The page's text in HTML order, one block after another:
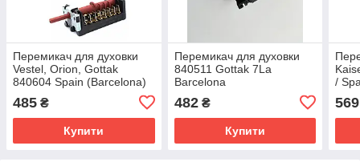
Перемикач для духовки
Vestel, Orion, Gottak
840604 Spain (Barcelona)
485 ₴
Купити
Перемикач для духовки
840511 Gottak 7La
Barcelona
482₴
Купити
/
569